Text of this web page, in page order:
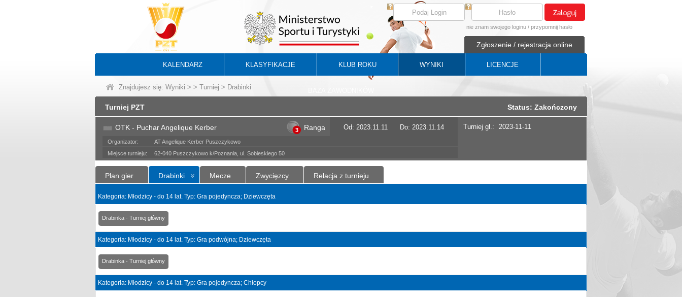
nie znam swojego loginu / przypomnij hasło
Zgłoszenie / rejestracja online
KALENDARZ KLASYFIKACJE KLUB ROKU WYNIKI LICENCJE
Znajdujesz się: Wyniki > > Turniej > Drabinki
Turniej PZT Status: Zakończony
OTK - Puchar Angelique Kerber 3 Ranga Od: 2023.11.11 Do: 2023.11.14
Organizator:
AT Angelique Kerber Puszczykowo
Miejsce turnieju:
62-040 Puszczykowo k/Poznania, ul. Sobieskiego 50
Turniej gł.: 2023-11-11
Plan gier Drabinki Mecze Zwycięzcy Relacja z turnieju
Kategoria: Młodzicy - do 14 lat. Typ: Gra pojedyncza; Dziewczęta
Drabinka - Turniej główny
Kategoria: Młodzicy - do 14 lat. Typ: Gra podwójna; Dziewczęta
Drabinka - Turniej główny
Kategoria: Młodzicy - do 14 lat. Typ: Gra pojedyncza; Chłopcy